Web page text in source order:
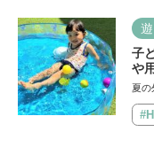
子
や
ば
夏の